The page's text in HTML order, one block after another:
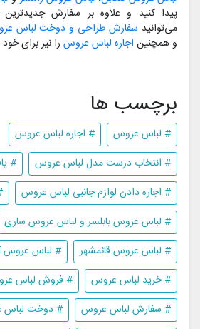
پیدا کنید و علاوه بر سفارش
می‌توانید سفارش طراحی و دوخت لباس
و همچنین اجاره لباس عروس را نیز برای
برچسب ها
# لباس عروس
# اجاره لباس عروس
# انتخاب درست مدل لباس عروس
#
# اجاره دادن لوازم جانبی لباس عروس
# لباس عروس بابلسر و لباس عروس ساری
# لباس عروس قائمشهر
# لباس عروس
# خرید لباس عروس
# فروش لباس
# سفارش لباس عروس
# دوخت